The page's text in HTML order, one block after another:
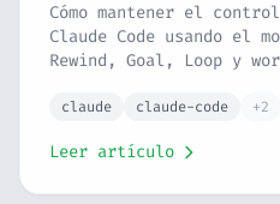
Cómo mantener el
Claude Code usando el
Rewind, Goal, Loop y
claude claude-code +2
Leer artículo